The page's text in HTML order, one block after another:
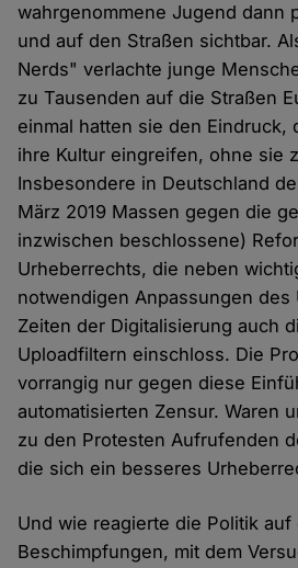
wahrgenommene Jugend dann
und auf den Straßen sichtbar.
Nerds" verlachte junge
zu Tausenden auf die Straßen
einmal hatten sie den Eindruck,
ihre Kultur eingreifen, ohne sie
Insbesondere in Deutschland
März 2019 Massen gegen die
inzwischen beschlossene)
Urheberrechts, die neben
notwendigen Anpassungen des
Zeiten der Digitalisierung auch
Uploadfiltern einschloss. Die
vorrangig nur gegen diese
automatisierten Zensur. Waren
zu den Protesten Aufrufenden
die sich ein besseres
Und wie reagierte die Politik auf
Beschimpfungen, mit dem